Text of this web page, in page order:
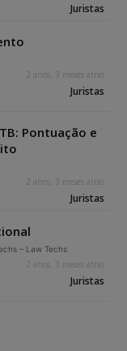
Juristas
2 anos, 3 meses atrás
Juristas
Pontuação e
2 anos, 3 meses atrás
Juristas
– Law Techs
2 anos, 3 meses atrás
Juristas